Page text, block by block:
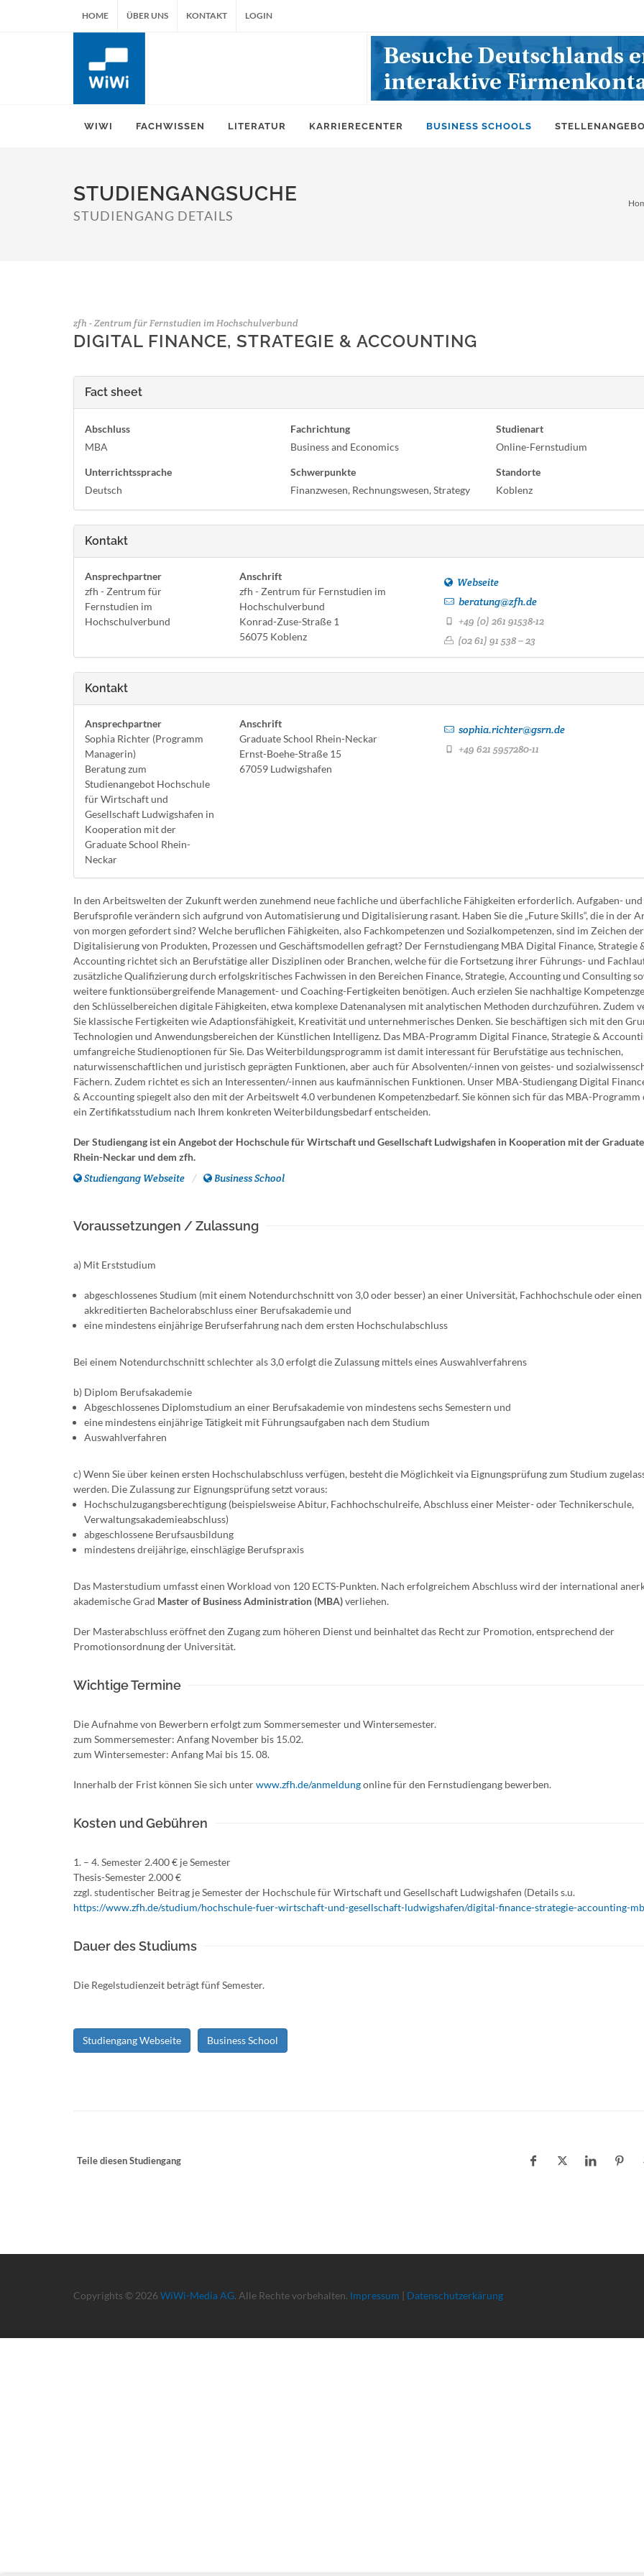
HOME ÜBER UNS KONTAKT LOGIN
WIWI FACHWISSEN LITERATUR KARRIERECENTER BUSINESS SCHOOLS
STUDIENGANGSUCHE
STUDIENGANG DETAILS
zfh - Zentrum für Fernstudien im Hochschulverbund
DIGITAL FINANCE, STRATEGIE & ACCOUNTING
Fact sheet
Abschluss
MBA
Unterrichtssprache
Deutsch
Fachrichtung
Business and Economics
Schwerpunkte
Finanzwesen, Rechnungswesen, Strategy
Studienart
Online-Fernstudium
Standorte
Koblenz
Kontakt
Ansprechpartner
zfh - Zentrum für
Fernstudien im
Hochschulverbund
Anschrift
zfh - Zentrum für Fernstudien im
Hochschulverbund
Konrad-Zuse-Straße 1
56075 Koblenz
Webseite
beratung@zfh.de
+49 (0) 261 91538-12
(02 61) 91 538 – 23
Kontakt
Ansprechpartner
Sophia Richter (Programm
Managerin)
Beratung zum
Studienangebot Hochschule
für Wirtschaft und
Gesellschaft Ludwigshafen in
Kooperation mit der
Graduate School Rhein-
Neckar
Anschrift
Graduate School Rhein-Neckar
Ernst-Boehe-Straße 15
67059 Ludwigshafen
sophia.richter@gsrn.de
+49 621 5957280-11
In den Arbeitswelten der Zukunft werden zunehmend neue fachliche und überfachliche Fähigkeiten erforderlich. Aufgaben- und
Berufsprofile verändern sich aufgrund von Automatisierung und Digitalisierung rasant. Haben Sie die „Future Skills“, die in der
von morgen gefordert sind? Welche beruflichen Fähigkeiten, also Fachkompetenzen und Sozialkompetenzen, sind im Zeichen der
Digitalisierung von Produkten, Prozessen und Geschäftsmodellen gefragt? Der Fernstudiengang MBA Digital Finance, Strategie
Accounting richtet sich an Berufstätige aller Disziplinen oder Branchen, welche für die Fortsetzung ihrer Führungs- und
zusätzliche Qualifizierung durch erfolgskritisches Fachwissen in den Bereichen Finance, Strategie, Accounting und Consulting
weitere funktionsübergreifende Management- und Coaching-Fertigkeiten benötigen. Auch erzielen Sie nachhaltige
den Schlüsselbereichen digitale Fähigkeiten, etwa komplexe Datenanalysen mit analytischen Methoden durchzuführen. Zudem
Sie klassische Fertigkeiten wie Adaptionsfähigkeit, Kreativität und unternehmerisches Denken. Sie beschäftigen sich mit den
Technologien und Anwendungsbereichen der Künstlichen Intelligenz. Das MBA-Programm Digital Finance, Strategie &
umfangreiche Studienoptionen für Sie. Das Weiterbildungsprogramm ist damit interessant für Berufstätige aus technischen,
naturwissenschaftlichen und juristisch geprägten Funktionen, aber auch für Absolventen/-innen von geistes- und
Fächern. Zudem richtet es sich an Interessenten/-innen aus kaufmännischen Funktionen. Unser MBA-Studiengang Digital
& Accounting spiegelt also den mit der Arbeitswelt 4.0 verbundenen Kompetenzbedarf. Sie können sich für das MBA-
ein Zertifikatsstudium nach Ihrem konkreten Weiterbildungsbedarf entscheiden.
Der Studiengang ist ein Angebot der Hochschule für Wirtschaft und Gesellschaft Ludwigshafen in Kooperation mit der
Rhein-Neckar und dem zfh.
Studiengang Webseite Business School
Voraussetzungen / Zulassung
a) Mit Erststudium
abgeschlossenes Studium (mit einem Notendurchschnitt von 3,0 oder besser) an einer Universität, Fachhochschule oder einen
akkreditierten Bachelorabschluss einer Berufsakademie und
eine mindestens einjährige Berufserfahrung nach dem ersten Hochschulabschluss
Bei einem Notendurchschnitt schlechter als 3,0 erfolgt die Zulassung mittels eines Auswahlverfahrens
b) Diplom Berufsakademie
Abgeschlossenes Diplomstudium an einer Berufsakademie von mindestens sechs Semestern und
eine mindestens einjährige Tätigkeit mit Führungsaufgaben nach dem Studium
Auswahlverfahren
c) Wenn Sie über keinen ersten Hochschulabschluss verfügen, besteht die Möglichkeit via Eignungsprüfung zum Studium
werden. Die Zulassung zur Eignungsprüfung setzt voraus:
Hochschulzugangsberechtigung (beispielsweise Abitur, Fachhochschulreife, Abschluss einer Meister- oder Technikerschule,
Verwaltungsakademieabschluss)
abgeschlossene Berufsausbildung
mindestens dreijährige, einschlägige Berufspraxis
Das Masterstudium umfasst einen Workload von 120 ECTS-Punkten. Nach erfolgreichem Abschluss wird der international
akademische Grad Master of Business Administration (MBA)verliehen.
Der Masterabschluss eröffnet den Zugang zum höheren Dienst und beinhaltet das Recht zur Promotion, entsprechend der
Promotionsordnung der Universität.
Wichtige Termine
Die Aufnahme von Bewerbern erfolgt zum Sommersemester und Wintersemester.
zum Sommersemester: Anfang November bis 15.02.
zum Wintersemester: Anfang Mai bis 15. 08.
Innerhalb der Frist können Sie sich unterwww.zfh.de/anmeldungonline für den Fernstudiengang bewerben.
Kosten und Gebühren
1. – 4. Semester 2.400 € je Semester
Thesis-Semester 2.000 €
zzgl. studentischer Beitrag je Semester der Hochschule für Wirtschaft und Gesellschaft Ludwigshafen (Details s.u.
https://www.zfh.de/studium/hochschule-fuer-wirtschaft-und-gesellschaft-ludwigshafen/digital-finance-strategie-accounting-
Dauer des Studiums
Die Regelstudienzeit beträgt fünf Semester.
Studiengang Webseite Business School
Teile diesen Studiengang
Copyrights © 2026 WiWi-Media AG. Alle Rechte vorbehalten. Impressum | Datenschutzerkärung